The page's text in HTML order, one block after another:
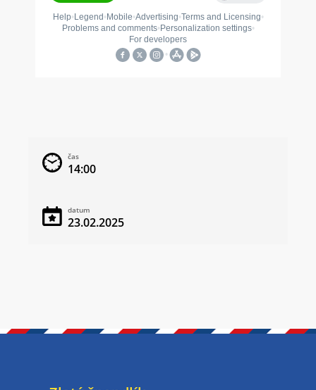
čas
14:00
datum
23.02.2025